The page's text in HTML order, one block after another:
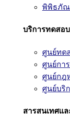
พิพิธภั
บริการทดสอ
ศูนย์ทด
ศูนย์กา
ศูนย์กฎ
ศูนย์บริ
สารสนเทศแ